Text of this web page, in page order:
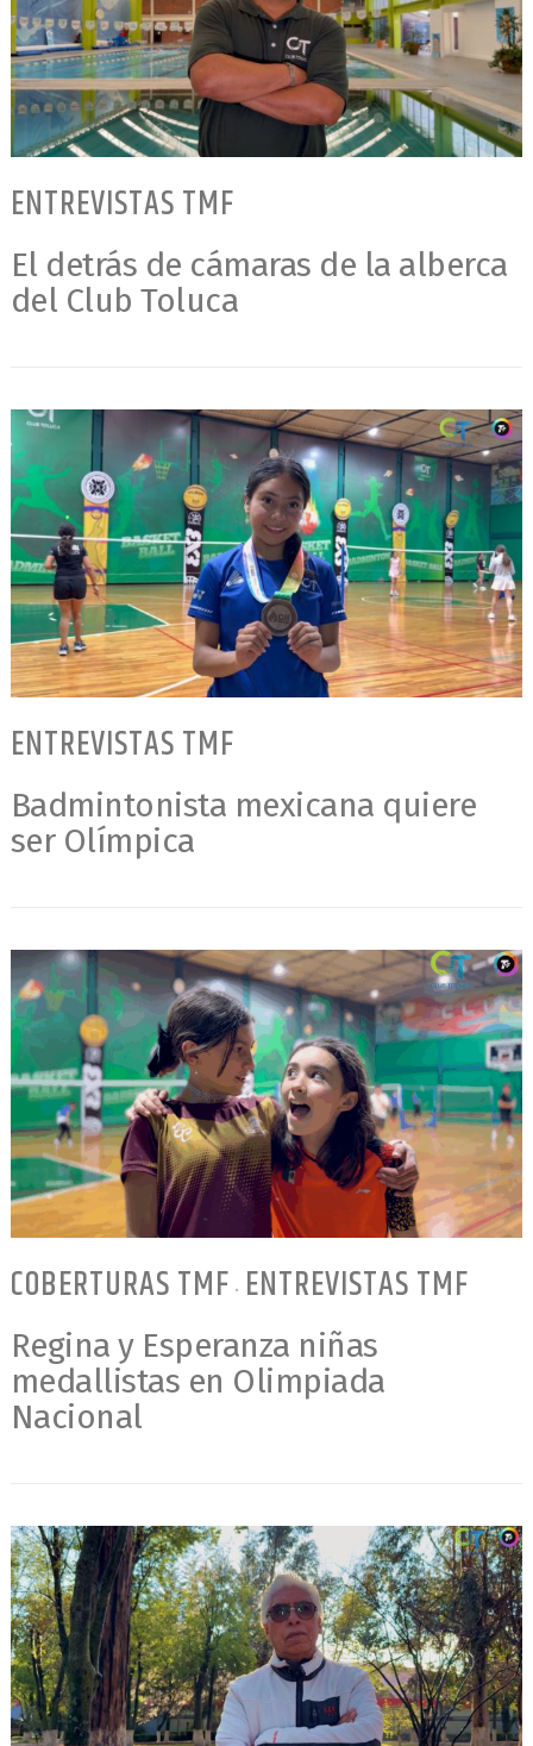
ENTREVISTAS TMF
El detrás de cámaras de la alberca
del Club Toluca
ENTREVISTAS TMF
Badmintonista mexicana quiere
ser Olímpica
COBERTURAS TMF • ENTREVISTAS TMF
Regina y Esperanza niñas
medallistas en Olimpiada
Nacional